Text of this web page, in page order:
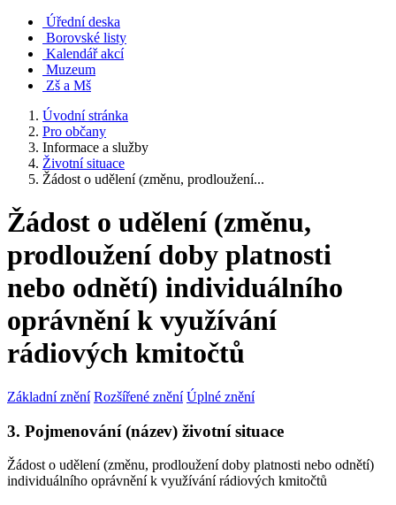
Úřední deska
Borovské listy
Kalendář akcí
Muzeum
Zš a Mš
Úvodní stránka
Pro občany
Informace a služby
Životní situace
Žádost o udělení (změnu, prodloužení...
Žádost o udělení (změnu,
prodloužení doby platnosti
nebo odnětí) individuálního
oprávnění k využívání
rádiových kmitočtů
Základní znění Rozšířené znění Úplné znění
3. Pojmenování (název) životní situace
Žádost o udělení (změnu, prodloužení doby platnosti nebo odnětí)
individuálního oprávnění k využívání rádiových kmitočtů